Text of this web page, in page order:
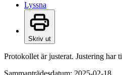
Lyssna
Skriv ut
Protokollet är justerat. Justering har
Sammanträdesdatum: 2025-02-18